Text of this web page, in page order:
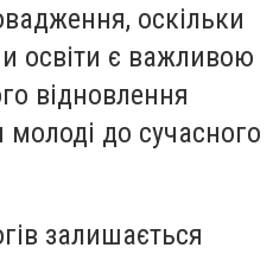
оскільки
освіти є важливою
відновлення
молоді до сучасного
залишається